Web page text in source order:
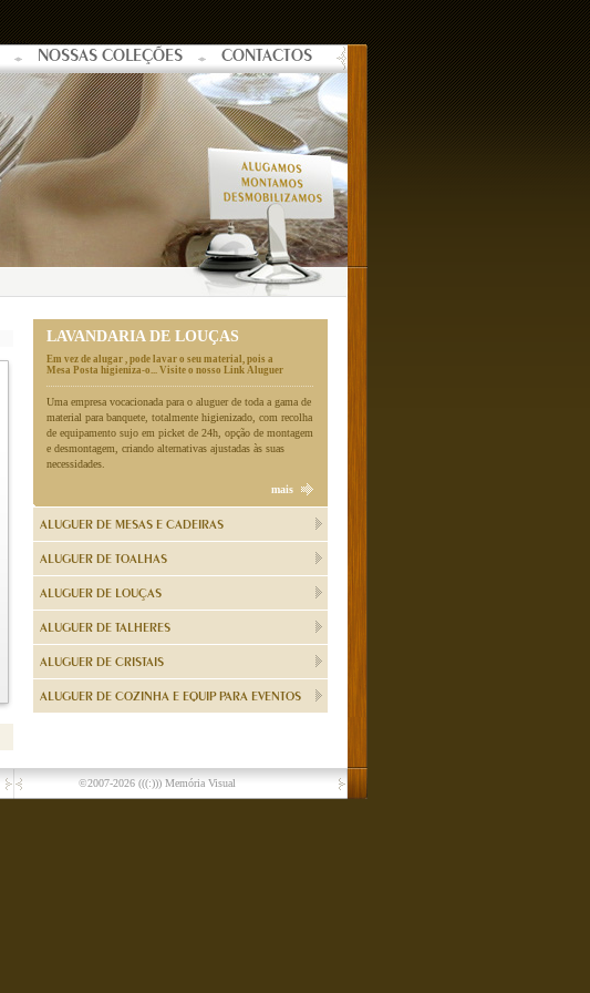
NOSSAS COLEÇÕES CONTACTOS
LAVANDARIA DE LOUÇAS
Em vez de alugar , pode lavar o seu material, pois a
Mesa Posta higieniza-o... Visite o nosso Link Aluguer
Uma empresa vocacionada para o aluguer de toda a gama de
material para banquete, totalmente higienizado, com recolha
de equipamento sujo em picket de 24h, opção de montagem
e desmontagem, criando alternativas ajustadas às suas
necessidades.
mais
ALUGUER DE MESAS E CADEIRAS
ALUGUER DE TOALHAS
ALUGUER DE LOUÇAS
ALUGUER DE TALHERES
ALUGUER DE CRISTAIS
ALUGUER DE COZINHA E EQUIP PARA EVENTOS
©2007-2026 (((:))) Memória Visual